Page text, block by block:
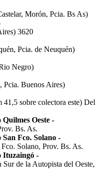
Morón, Pcia. Bs As)
3620
Pcia. de Neuquén)
Negro)
Pcia. Buenos Aires)
sobre colectora este) Del
Oeste -
Bs. As.
Fco. Solano -
Solano, Prov. Bs. As.
Ituzaingó -
de la Autopista del Oeste,